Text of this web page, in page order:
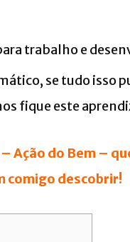
trabalho e
se tudo isso
fique este
Ação do Bem –
comigo descobrir!